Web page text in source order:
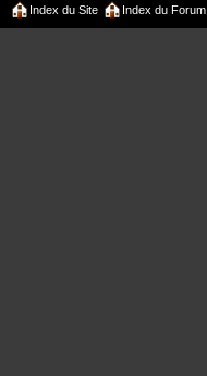
Index du Site Index du Forum